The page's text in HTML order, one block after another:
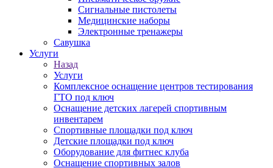
Сигнальные пистолеты
Медицинские наборы
Электронные тренажеры
Савушка
Услуги
Назад
Услуги
Комплексное оснащение центров тестирования
ГТО под ключ
Оснащение детских лагерей спортивным
инвентарем
Спортивные площадки под ключ
Детские площадки под ключ
Оборудование для фитнес клуба
Оснащение спортивных залов